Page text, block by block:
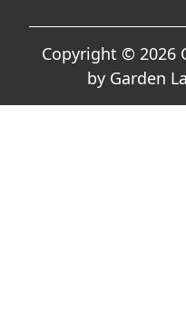
Copyright © 2026
by Garden